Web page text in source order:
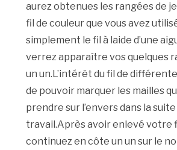
aurez obtenues les rangées de
fil de couleur que vous avez
simplement le fil à laide d’une
verrez apparaître vos quelques
un un.L’intérêt du fil de
de pouvoir marquer les mailles
prendre sur l’envers dans la
travail.Après avoir enlevé votre
continuez en côte un un sur le